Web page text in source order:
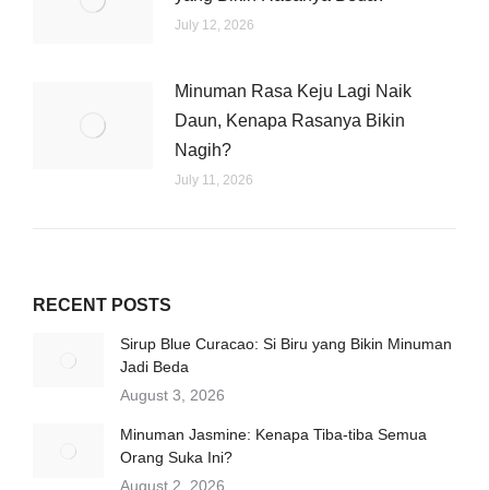
July 12, 2026
Minuman Rasa Keju Lagi Naik
Daun, Kenapa Rasanya Bikin
Nagih?
July 11, 2026
RECENT POSTS
Sirup Blue Curacao: Si Biru yang Bikin Minuman
Jadi Beda
August 3, 2026
Minuman Jasmine: Kenapa Tiba-tiba Semua
Orang Suka Ini?
August 2, 2026